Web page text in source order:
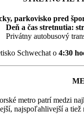
parkovisko pred
Deň a čas stretnutia:
Privátny autobusový
Schwechat o 4:30
metro patrí medzi
najspoľahlivejší a